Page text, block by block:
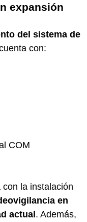
expansión
del sistema de
con:
COM
la instalación
en
actual. Además,